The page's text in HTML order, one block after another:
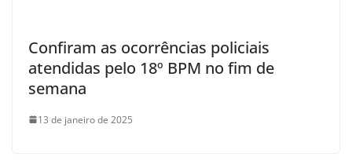
Confiram as ocorrências policiais
atendidas pelo 18º BPM no fim de
semana
13 de janeiro de 2025